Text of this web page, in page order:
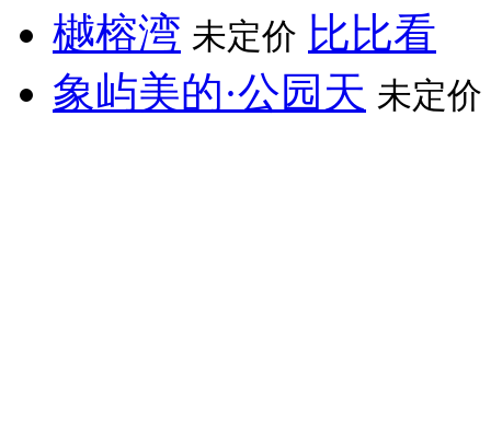
樾榕湾 未定价 比比看
象屿美的·公园天 未定价